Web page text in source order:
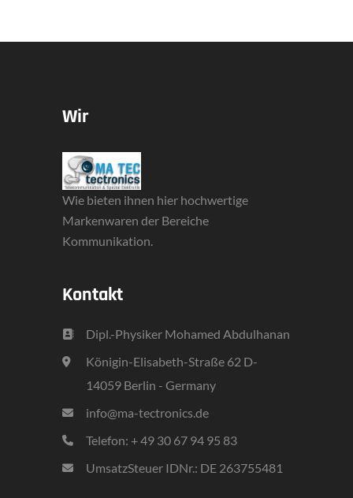
Wir
Wie bieten ihnen hier hochwertige
Markenwaren der Bereiche
Kommunikation.
Kontakt
Dipl.-Physiker Mohamed Abdulhanan
Königin-Elisabeth-Straße 62 D-
14059 Berlin - Germany
info@ma-tectronics.de
Telefon: + 49 30 67 94 95 83
UmsatzSteuer IDNr.: DE 263755481